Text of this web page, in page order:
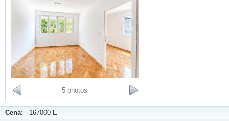
5 photos
Cena: 167000 E